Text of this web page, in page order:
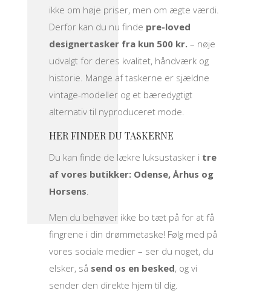
ikke om høje priser, men om ægte værdi.
Derfor kan du nu finde pre-loved
designertasker fra kun 500 kr.– nøje
udvalgt for deres kvalitet, håndværk og
historie. Mange af taskerne er sjældne
vintage-modeller og et bæredygtigt
alternativ til nyproduceret mode.
HER FINDER DU TASKERNE
Du kan finde de lækre luksustasker i tre
af vores butikker: Odense, Århus og
Horsens.
Men du behøver ikke bo tæt på for at få
fingrene i din drømmetaske! Følg med på
vores sociale medier – ser du noget, du
elsker, så send os en besked, og vi
sender den direkte hjem til dig.